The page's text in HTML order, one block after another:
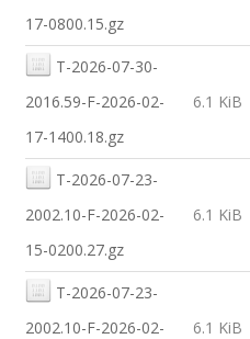
17-0800.15.gz
T-2026-07-30-
2016.59-F-2026-02-
17-1400.18.gz
6.1 KiB
T-2026-07-23-
2002.10-F-2026-02-
15-0200.27.gz
6.1 KiB
T-2026-07-23-
2002.10-F-2026-02-
6.1 KiB